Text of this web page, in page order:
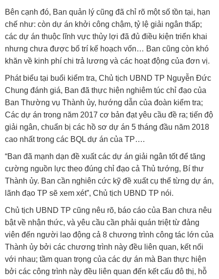
Bên cạnh đó, Ban quản lý cũng đã chỉ rõ một số tồn tại, hạn
chế như: còn dự án khởi công chậm, tỷ lệ giải ngân thấp;
các dự án thuộc lĩnh vực thủy lợi đã đủ điều kiện triển khai
nhưng chưa được bố trí kế hoạch vốn… Ban cũng còn khó
khăn về kinh phí chi trả lương và các hoạt động của đơn vị.
Phát biểu tại buổi kiểm tra, Chủ tịch UBND TP Nguyễn Đức
Chung đánh giá, Ban đã thực hiện nghiêm túc chỉ đạo của
Ban Thường vụ Thành ủy, hướng dẫn của đoàn kiểm tra;
Các dự án trong năm 2017 cơ bản đạt yêu cầu đề ra; tiến độ
giải ngân, chuẩn bị các hồ sơ dự án 5 tháng đầu năm 2018
cao nhất trong các BQL dự án của TP….
“Ban đã mạnh dạn đề xuất các dự án giải ngân tốt để tăng
cường nguồn lực theo đúng chỉ đạo cả Thủ tướng, Bí thư
Thành ủy. Ban cần nghiên cức kỹ đề xuất cụ thể từng dự án,
lãnh đạo TP sẽ xem xét”, Chủ tịch UBND TP nói.
Chủ tịch UBND TP cũng nêu rõ, báo cáo của Ban chưa nêu
bật về nhận thức, và yêu cầu cần phải quán triệt từ đảng
viên đến người lao động cả 8 chương trình công tác lớn của
Thành ủy bởi các chương trình này đều liên quan, kết nối
với nhau; tầm quan trọng của các dự án mà Ban thực hiện
bởi các công trình này đều liên quan đến kết cấu đô thị, hỗ